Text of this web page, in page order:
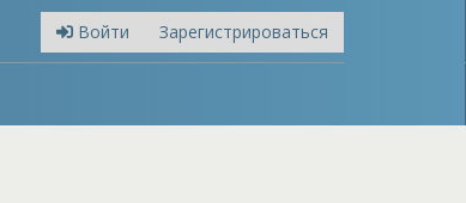
Войти Зарегистрироваться